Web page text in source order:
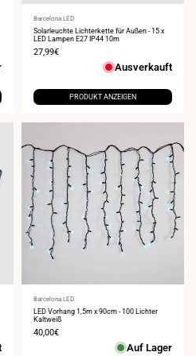
Anbieter:
Barcelona LED
Solarleuchte Lichterkette für Außen - 15 x
LED Lampen E27 IP44 10m
Verkaufspreis
27,99€
Ausverkauft
PRODUKT ANZEIGEN
Anbieter:
Barcelona LED
LED Vorhang 1,5m x 90cm - 100 Lichter
Kaltweiß
Verkaufspreis
40,00€
Auf Lager